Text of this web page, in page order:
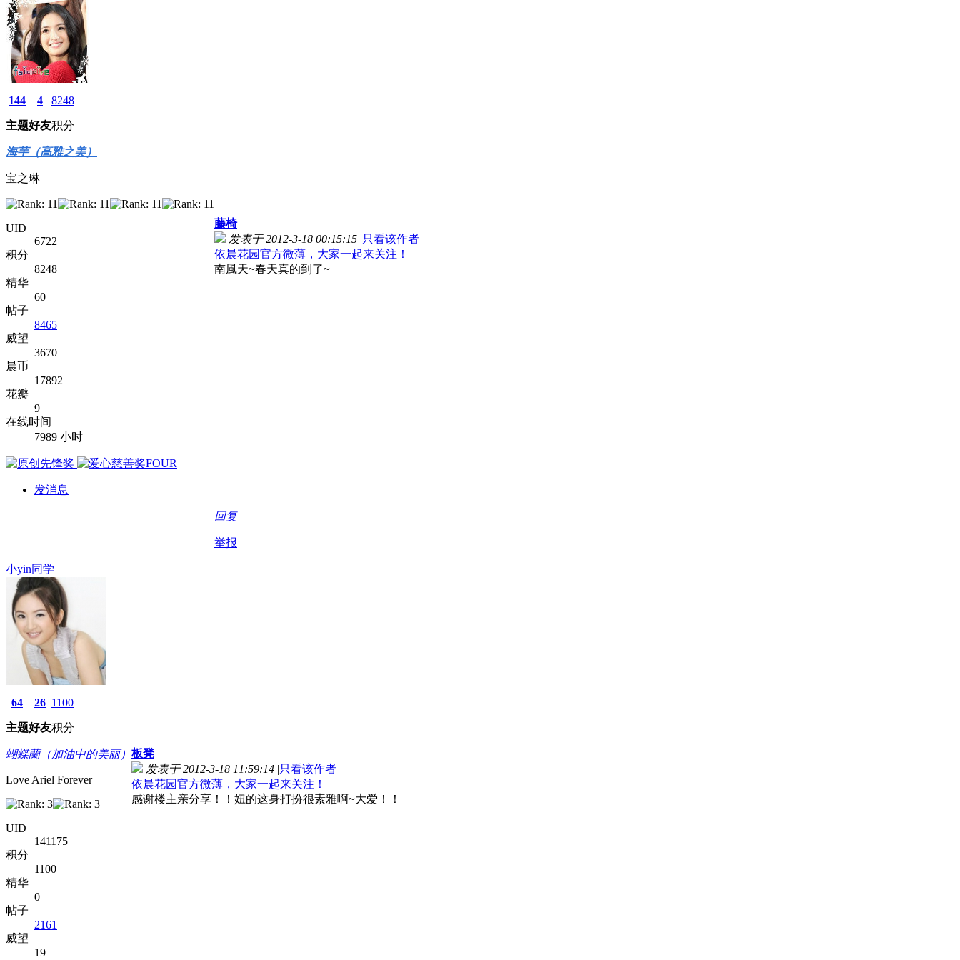
144
主题
4
好友
8248
积分
海芋（高雅之美）
宝之琳
UID
6722
积分
8248
精华
60
帖子
8465
威望
3670
晨币
17892
花瓣
9
在线时间
7989 小时
发消息
藤椅
发表于 2012-3-18 00:15:15 |只看该作者
依晨花园官方微薄，大家一起来关注！
南風天~春天真的到了~
回复
举报
小yin同学
64
主题
26
好友
1100
积分
蝴蝶蘭（加油中的美丽）
Love Ariel Forever
UID
141175
积分
1100
精华
0
帖子
2161
威望
19
板凳
发表于 2012-3-18 11:59:14 |只看该作者
依晨花园官方微薄，大家一起来关注！
感谢楼主亲分享！！妞的这身打扮很素雅啊~大爱！！